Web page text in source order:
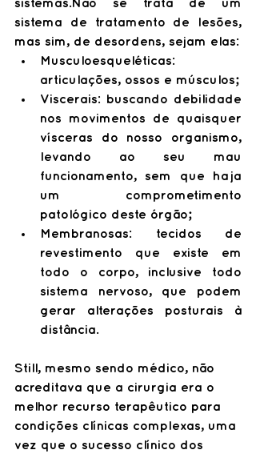
sistemas.Não se trata de um
sistema de tratamento de lesões,
mas sim, de desordens, sejam elas:
Musculoesqueléticas:
articulações, ossos e músculos;
Viscerais: buscando debilidade
nos movimentos de quaisquer
vísceras do nosso organismo,
levando ao seu mau
funcionamento, sem que haja
um comprometimento
patológico deste órgão;
Membranosas: tecidos de
revestimento que existe em
todo o corpo, inclusive todo
sistema nervoso, que podem
gerar alterações posturais à
distância.
Still, mesmo sendo médico, não
acreditava que a cirurgia era o
melhor recurso terapêutico para
condições clínicas complexas, uma
vez que o sucesso clínico dos